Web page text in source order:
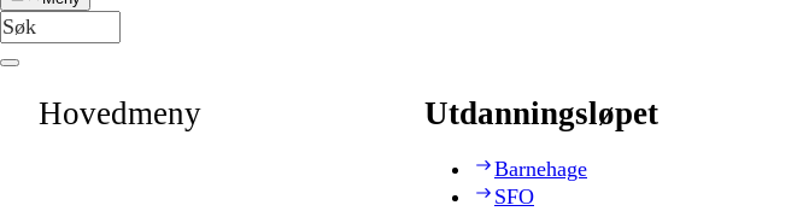
Hovedmeny Utdanningsløpet
Barnehage
SFO